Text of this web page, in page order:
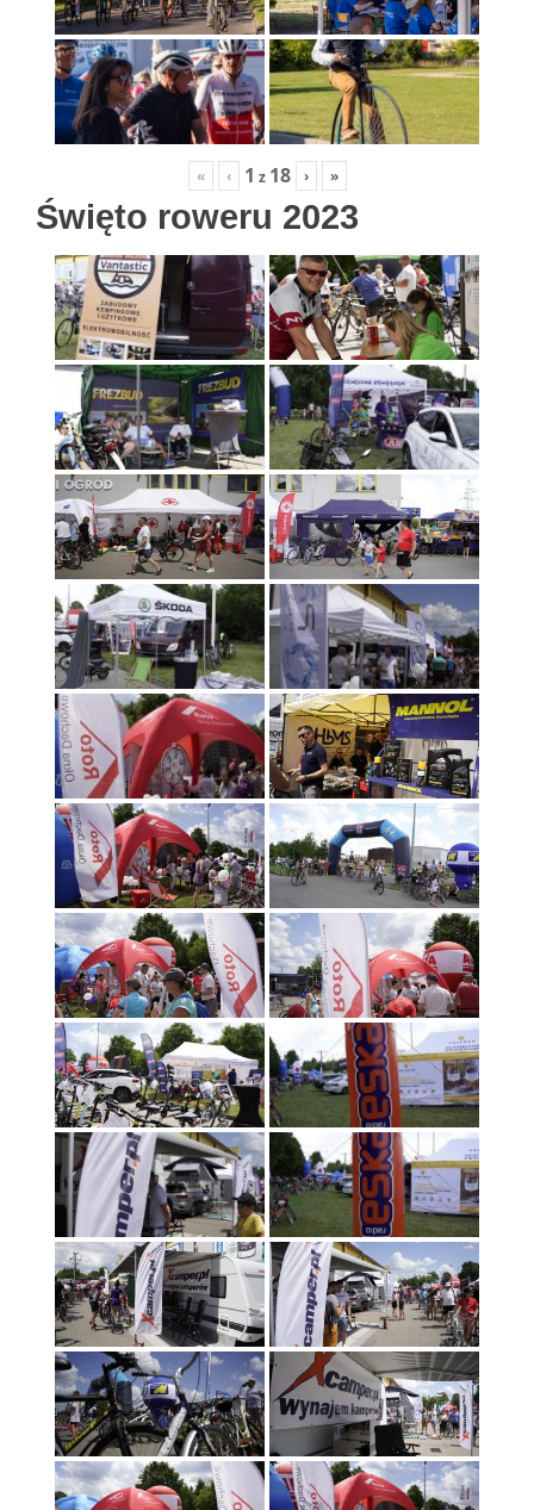
« ‹ 1 z 18 › »
Święto roweru 2023